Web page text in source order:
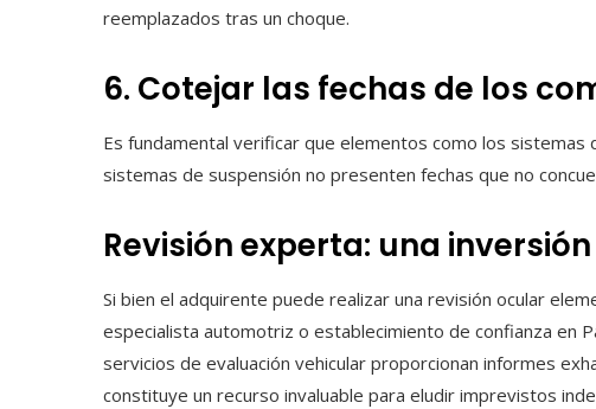
reemplazados tras un choque.
6. Cotejar las fechas de los
Es fundamental verificar que elementos como los
sistemas de suspensión no presenten fechas que no
Revisión experta: una
Si bien el adquirente puede realizar una revisión ocular
especialista automotriz o establecimiento de confianza en
servicios de evaluación vehicular proporcionan informes
constituye un recurso invaluable para eludir imprevistos